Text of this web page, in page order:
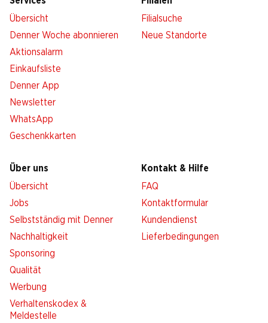
Übersicht
Denner Woche abonnieren
Aktionsalarm
Einkaufsliste
Denner App
Newsletter
WhatsApp
Geschenkkarten
Filialsuche
Neue Standorte
Über uns
Übersicht
Jobs
Selbstständig mit Denner
Nachhaltigkeit
Sponsoring
Qualität
Werbung
Verhaltenskodex &
Meldestelle
Kontakt & Hilfe
FAQ
Kontaktformular
Kundendienst
Lieferbedingungen